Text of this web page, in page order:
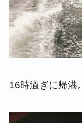
16時過ぎに帰港。